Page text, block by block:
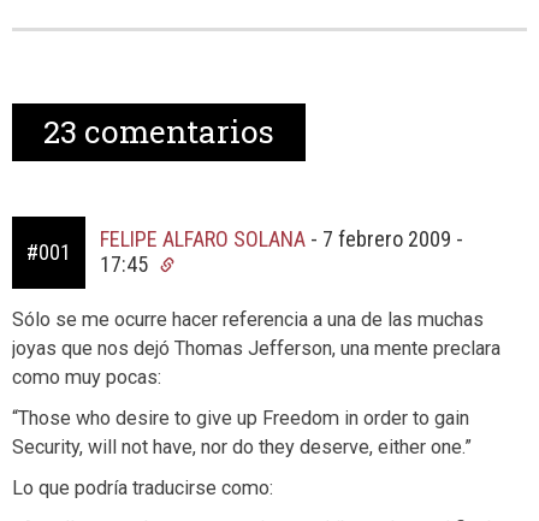
23 comentarios
#001
FELIPE ALFARO SOLANA - 7 febrero 2009 -
17:45
Sólo se me ocurre hacer referencia a una de las muchas
joyas que nos dejó Thomas Jefferson, una mente preclara
como muy pocas:
“Those who desire to give up Freedom in order to gain
Security, will not have, nor do they deserve, either one.”
Lo que podría traducirse como: